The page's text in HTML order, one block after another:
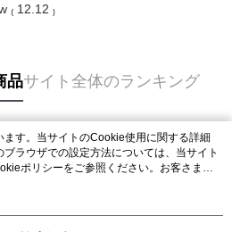
₍ 12.12 ₎
品サイト全体のランキング
す。当サイトのCookie使用に関する詳細
ラウザでの設定方法については、当サイト
ポリシーをご参照ください。お客さま
場合、当社がサイト利用規約のCookieポリ